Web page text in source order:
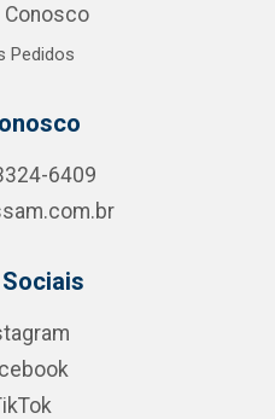
Conosco
Pedidos
6409